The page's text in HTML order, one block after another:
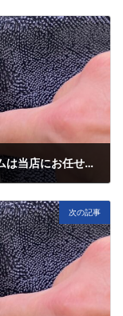
Androidのスマホケースとガラスフィルムは当店にお任せください
次の記事